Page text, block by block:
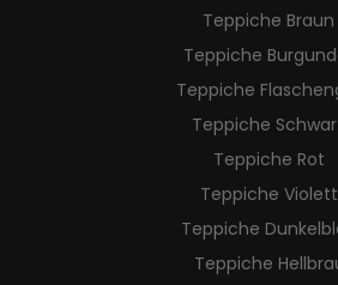
Teppiche Braun
Teppiche
Teppiche
Teppiche
Teppiche Rot
Teppiche Violett
Teppiche
Teppiche